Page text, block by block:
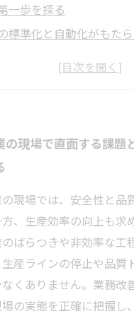
一歩を探る
標準化と自動化がもた
共有の促進で品質向上！
の秘訣
造業の業務改善ストーリ
のリアルな軌跡
造業に役立つ最新業務
率化を成功に導くポイ
実践方法
の現場で直面する課題
現場では、安全性と品
、生産効率の向上も求
ばらつきや非効率な工
産ラインの停止や品質
くありません。業務改
の実態を正確に把握し